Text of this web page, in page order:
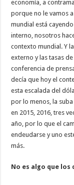
economía, a
porque no le vamos
mundial está
interno, nosotros
contexto mundial. Y
externo y las tasas
conferencia de
decía que hoy el
esta escalada del
por lo menos, la
en 2015, 2016, tres
año, por lo que el
endeudarse y uno
más.
No es algo que